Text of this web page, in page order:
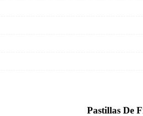
Pastillas De